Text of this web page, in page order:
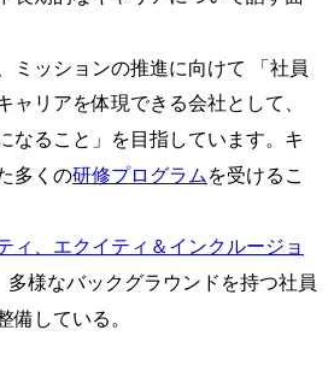
ミッションの推進に向けて 「社員
ャリアを体現できる会社として、
なること」を目指しています。キ
多くの研修プログラム を受けるこ
ィ、エクイティ＆インクルージョ
多様なバックグラウンドを持つ社員
備している。